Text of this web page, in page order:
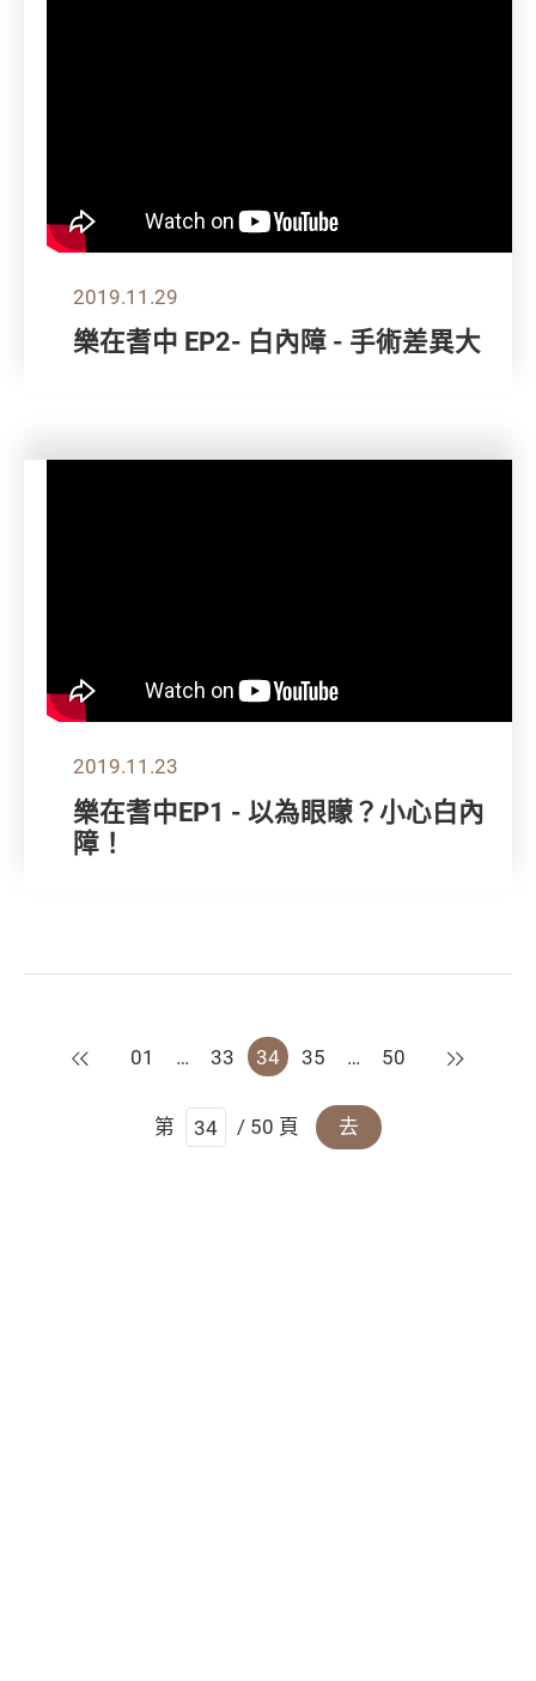
2019.11.29
樂在耆中 EP2- 白內障 - 手術差異大
2019.11.23
樂在耆中EP1 - 以為眼矇？小心白內
障！
上一頁
01 … 33 34 35 … 50 下一頁
第 / 50 頁 去